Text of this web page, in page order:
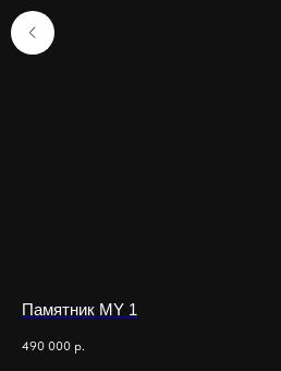
Памятник MY 1
490 000 р.